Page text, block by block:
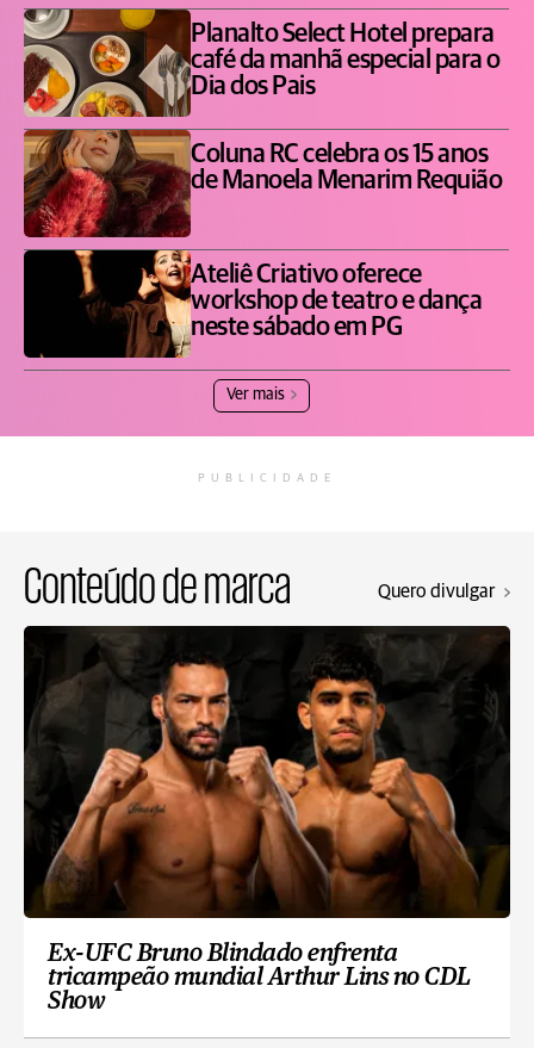
Planalto Select Hotel prepara
café da manhã especial para o
Dia dos Pais
Coluna RC celebra os 15 anos
de Manoela Menarim Requião
Ateliê Criativo oferece
workshop de teatro e dança
neste sábado em PG
Ver mais
PUBLICIDADE
Conteúdo de marca Quero divulgar
Ex-UFC Bruno Blindado enfrenta
tricampeão mundial Arthur Lins no CDL
Show